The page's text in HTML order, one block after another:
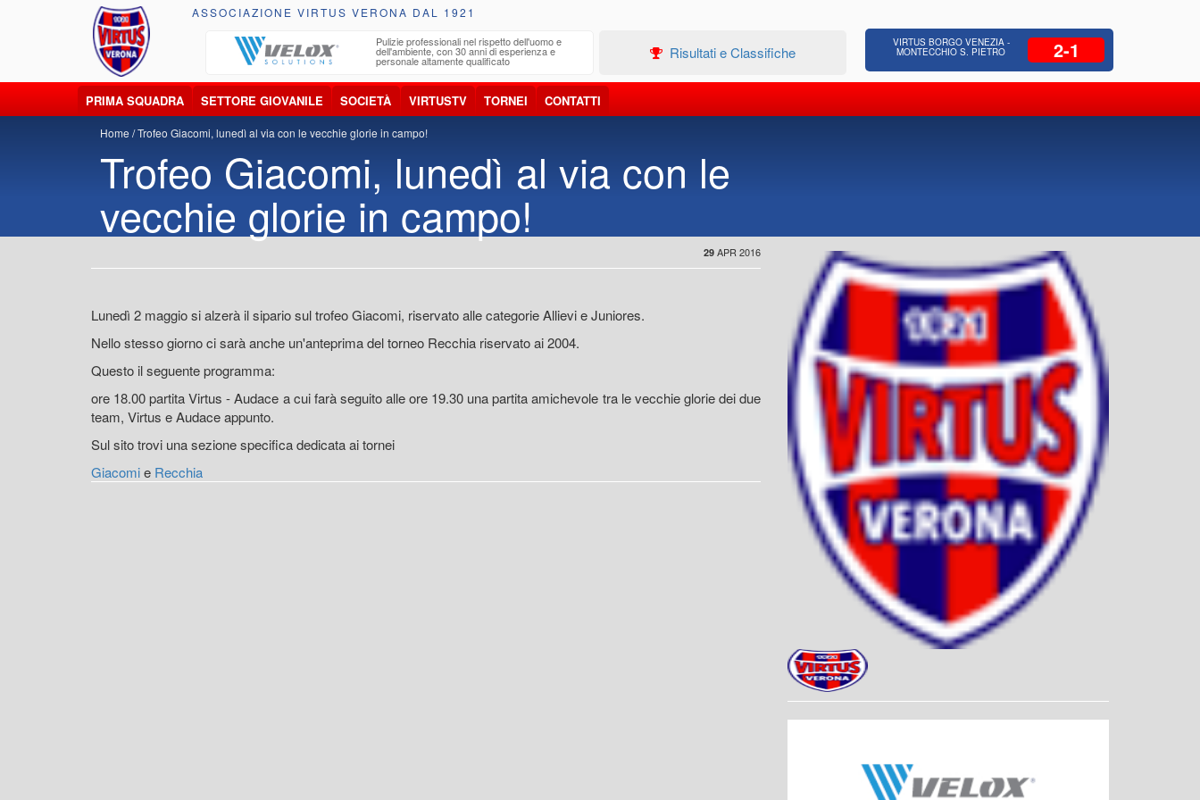
ASSOCIAZIONE VIRTUS VERONA DAL 1921
trasporto, smaltimento e recupero di Pulizie professionali nel rispetto dell'uomo e
dell'ambiente, con 30 anni di esperienza e
personale altamente qualificato
Edilizia Residenziale, Opere pubbliche,
Progettazione Strade, Opere idrauliche, Bonifica
Risultati e Classifiche
VIRTUS BORGO VENEZIA -
MONTECCHIO S. PIETRO 2-1
PRIMA SQUADRA SETTORE GIOVANILE SOCIETÀ VIRTUSTV TORNEI CONTATTI
Home Trofeo Giacomi, lunedì al via con le vecchie glorie in campo!
Trofeo Giacomi, lunedì al via con le
vecchie glorie in campo!
29 APR 2016
Lunedì 2 maggio si alzerà il sipario sul trofeo Giacomi, riservato alle categorie Allievi e Juniores.
Nello stesso giorno ci sarà anche un'anteprima del torneo Recchia riservato ai 2004.
Questo il seguente programma:
ore 18.00 partita Virtus - Audace a cui farà seguito alle ore 19.30 una partita amichevole tra le vecchie glorie dei due
team, Virtus e Audace appunto.
Sul sito trovi una sezione specifica dedicata ai tornei
Giacomie Recchia